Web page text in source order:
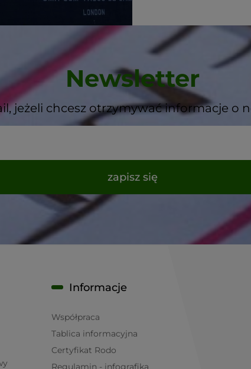
Newsletter
jeżeli chcesz otrzymywać informacje o
zapisz się
Informacje
Współpraca
Tablica informacyjna
Certyfikat Rodo
Regulamin - infografika